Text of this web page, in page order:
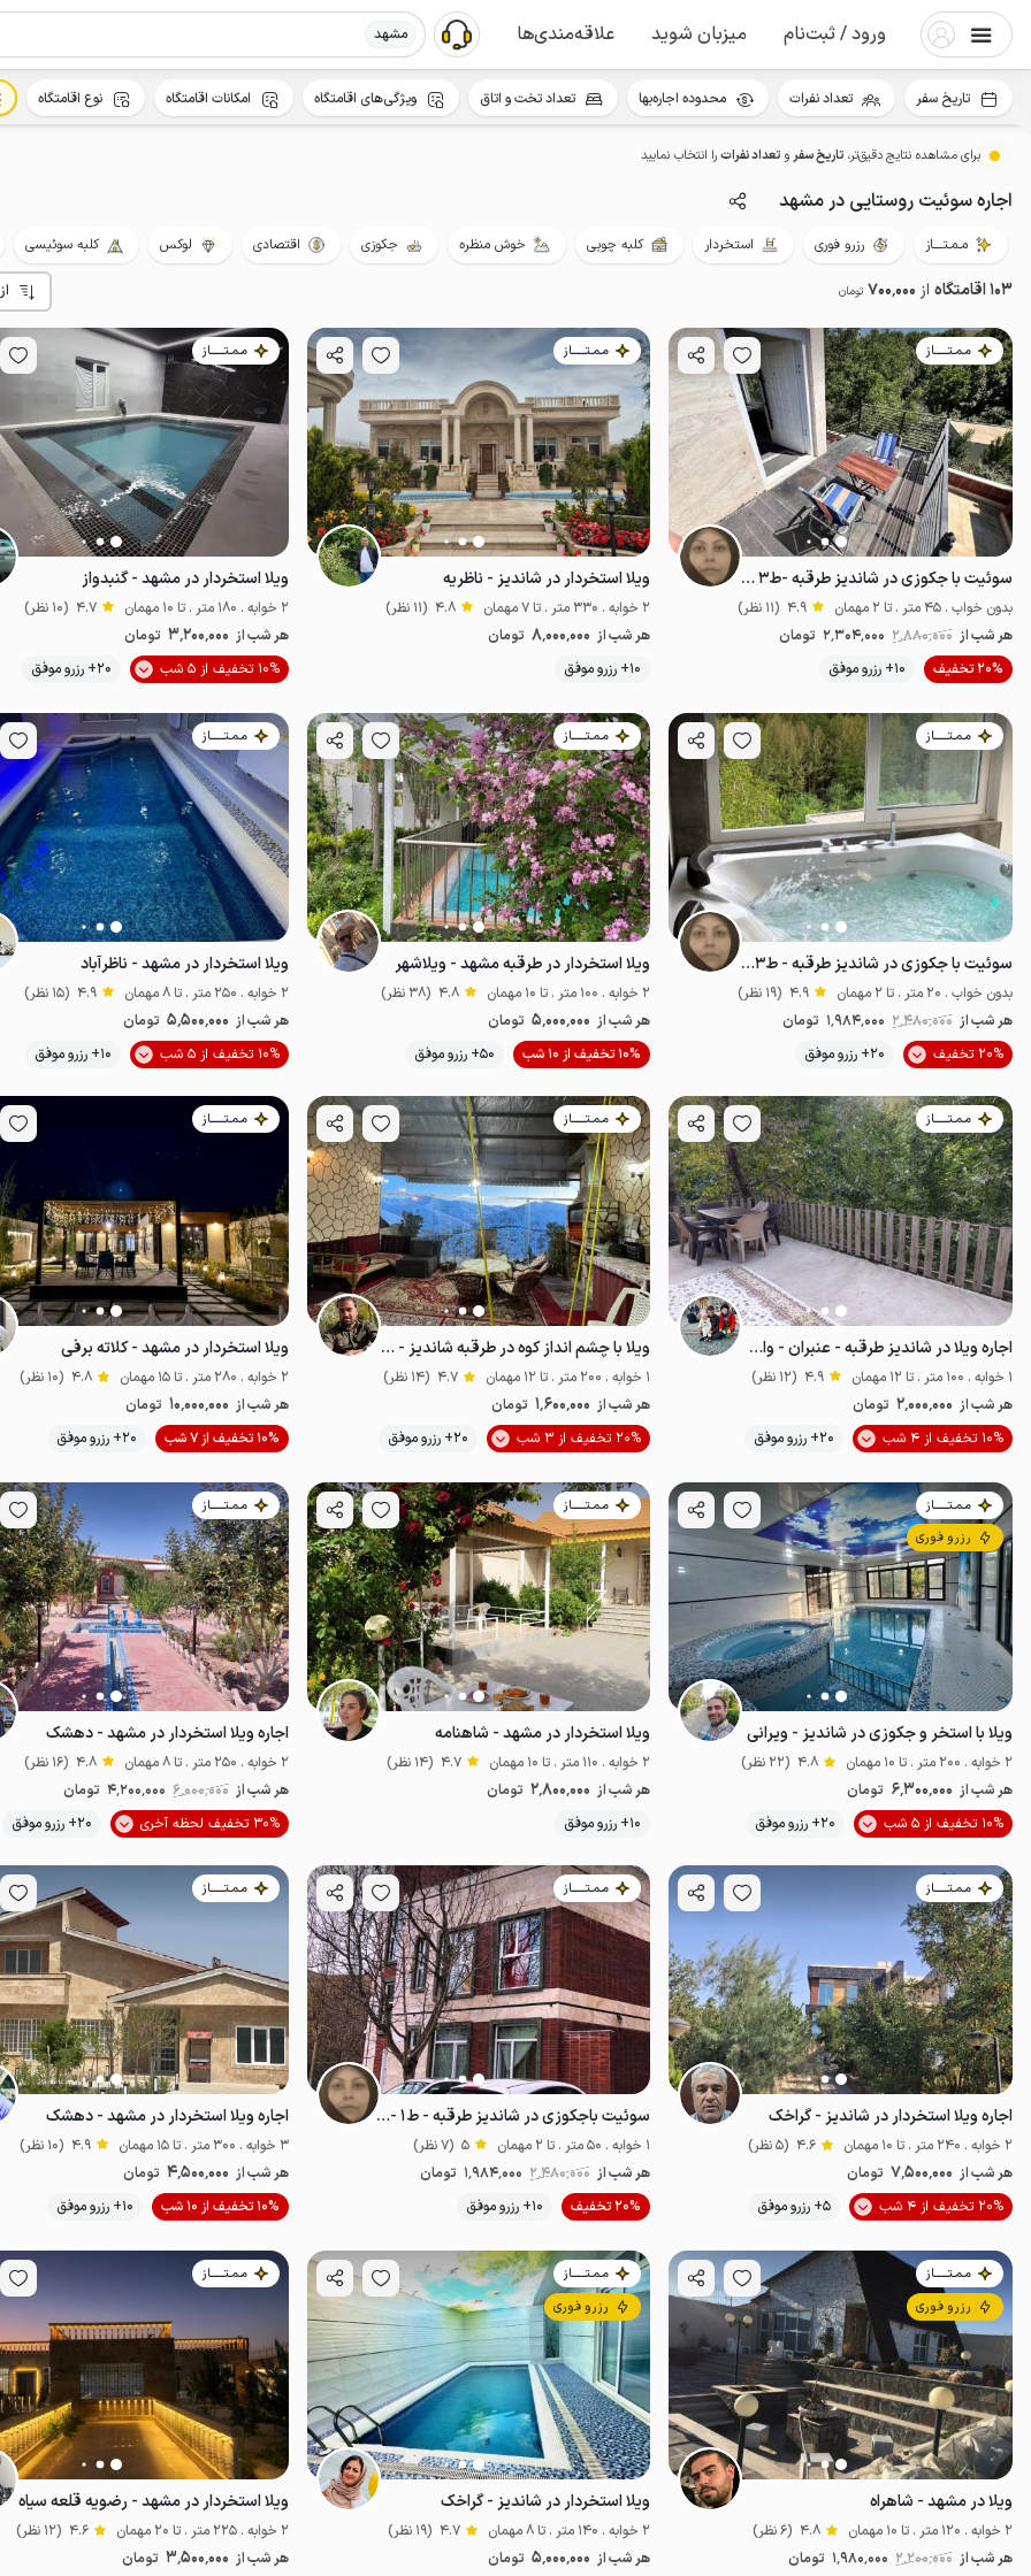
ورود / ثبت‌نام میزبان شوید علاقه‌مندی‌ها مشهد
برای مشاهده نتایج دقیق‌تر، تاریخ سفرو تعداد نفراترا انتخاب نمایید
اجاره سوئیت روستایی در مشهد
مـمـتــــاز رزرو فوری استخردار کلبه چوبی خوش منظره جکوزی اقتصادی لوکس کلبه سوئیسی
103 اقامتگاه از 700٬000 تومان
مـمـتــــــاز
سوئیت با جکوزی در شاندیز طرقبه -ط۳ -شاینی
بدون خواب . 45 متر . تا 2 مهمان 4.9 (11 نظر)
هر شب از 2٬880٬000 2٬304٬000 تومان
20% تخفیف
10+ رزرو موفق موقعیت در نقشه
مـمـتــــــاز
ویلا استخردار در شاندیز - ناظریه
2 خوابه . 330 متر . تا 7 مهمان 4.8 (11 نظر)
هر شب از 8٬000٬000 تومان
10+ رزرو موفق
موقعیت در نقشه
مـمـتــــــاز
ویلا استخردار در مشهد - گنبدواز
2 خوابه . 180 متر . تا 10 مهمان 4.7 (10 نظر)
هر شب از 3٬200٬000 تومان
10% تخفیف از 5 شب
20+ رزرو موفق
مـمـتــــــاز
سوئیت با جکوزی در شاندیز طرقبه - ط۳ - ویان
بدون خواب . 20 متر . تا 2 مهمان 4.9 (19 نظر)
هر شب از 2٬480٬000 1٬984٬000 تومان
20% تخفیف
20+ رزرو موفق موقعیت در نقشه
مـمـتــــــاز
ویلا استخردار در طرقبه مشهد - ویلاشهر
2 خوابه . 100 متر . تا 10 مهمان 4.8 (38 نظر)
هر شب از 5٬000٬000 تومان
10% تخفیف از 10 شب
50+ رزرو موفق موقعیت در نقشه
مـمـتــــــاز
ویلا استخردار در مشهد - ناظرآباد
2 خوابه . 250 متر . تا 8 مهمان 4.9 (15 نظر)
هر شب از 5٬500٬000 تومان
10% تخفیف از 5 شب
10+ رزرو موفق
مـمـتــــــاز
اجاره ویلا در شاندیز طرقبه - عنبران - واحد یک
1 خوابه . 100 متر . تا 12 مهمان 4.9 (12 نظر)
هر شب از 2٬000٬000 تومان
10% تخفیف از 4 شب
20+ رزرو موفق موقعیت در نقشه
مـمـتــــــاز
ویلا با چشم انداز کوه در طرقبه شاندیز - جاغرق
1 خوابه . 200 متر . تا 12 مهمان 4.7 (14 نظر)
هر شب از 1٬600٬000 تومان
20% تخفیف از 3 شب
20+ رزرو موفق خوش منظره
مـمـتــــــاز
ویلا استخردار در مشهد - کلاته برفی
2 خوابه . 280 متر . تا 15 مهمان 4.8 (10 نظر)
هر شب از 10٬000٬000 تومان
10% تخفیف از 7 شب
20+ رزرو موفق
مـمـتــــــاز
رزرو فوری
ویلا با استخر و جکوزی در شاندیز - ویرانی
2 خوابه . 200 متر . تا 10 مهمان 4.8 (22 نظر)
هر شب از 6٬300٬000 تومان
10% تخفیف از 5 شب
20+ رزرو موفق موقعیت در نقشه
مـمـتــــــاز
ویلا استخردار در مشهد - شاهنامه
2 خوابه . 110 متر . تا 10 مهمان 4.7 (14 نظر)
هر شب از 2٬800٬000 تومان
10+ رزرو موفق
موقعیت در نقشه
مـمـتــــــاز
اجاره ویلا استخردار در مشهد - دهشک
2 خوابه . 250 متر . تا 8 مهمان 4.8 (16 نظر)
هر شب از 6٬000٬000 4٬200٬000 تومان
30% تخفیف لحظه آخری
20+ رزرو موفق
مـمـتــــــاز
اجاره ویلا استخردار در شاندیز - گراخک
2 خوابه . 240 متر . تا 10 مهمان 4.6 (5 نظر)
هر شب از 7٬500٬000 تومان
20% تخفیف از 4 شب
5+ رزرو موفق موقعیت در نقشه
مـمـتــــــاز
سوئیت باجکوزی در شاندیز طرقبه - ط۱ - دیلان
1 خوابه . 50 متر . تا 2 مهمان 5 (7 نظر)
هر شب از 2٬480٬000 1٬984٬000 تومان
20% تخفیف
10+ رزرو موفق مناسب توان‌یاب
مـمـتــــــاز
اجاره ویلا استخردار در مشهد - دهشک
3 خوابه . 300 متر . تا 15 مهمان 4.9 (10 نظر)
هر شب از 4٬500٬000 تومان
10% تخفیف از 10 شب
10+ رزرو موفق
مـمـتــــــاز
رزرو فوری
ویلا در مشهد - شاهراه
2 خوابه . 120 متر . تا 10 مهمان 4.8 (6 نظر)
هر شب از 2٬200٬000 1٬980٬000 تومان
مـمـتــــــاز
رزرو فوری
ویلا استخردار در شاندیز - گراخک
2 خوابه . 140 متر . تا 8 مهمان 4.7 (19 نظر)
هر شب از 5٬000٬000 تومان
مـمـتــــــاز
ویلا استخردار در مشهد - رضویه قلعه سیاه
2 خوابه . 225 متر . تا 20 مهمان 4.6 (12 نظر)
هر شب از 3٬500٬000 تومان
تاریخ سفر تعداد نفرات محدوده اجاره‌بها تعداد تخت و اتاق ویژگی‌های اقامتگاه امکانات اقامتگاه نوع اقامتگاه